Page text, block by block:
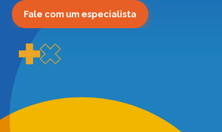
Fale com um especialista